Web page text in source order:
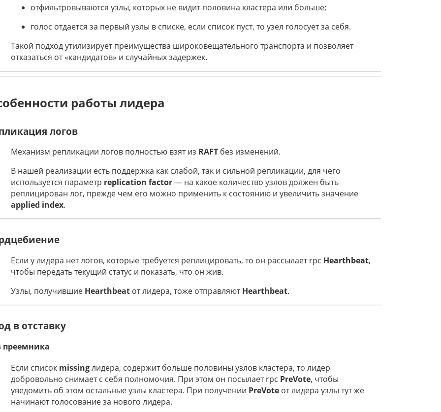
отфильтровываются узлы, которых не видит половина кластера или больше;
голос отдается за первый узлы в списке, если список пуст, то узел голосует за себя.
Такой подход утилизирует преимущества широковещательного транспорта и позволяет
отказаться от «кандидатов» и случайных задержек.
работы лидера
логов
Механизм репликации логов полностью взят из RAFT без изменений.
В нашей реализации есть поддержка как слабой, так и сильной репликации, для чего
используется параметр replication factor— на какое количество узлов должен быть
реплицирован лог, прежде чем его можно применить к состоянию и увеличить значение
applied index.
Если у лидера нет логов, которые требуется реплицировать, то он рассылает rpc Hearthbeat,
чтобы передать текущий статус и показать, что он жив.
Узлы, получившие Hearthbeat от лидера, тоже отправляютHearthbeat.
в отставку
преемника
Если список missingлидера, содержит больше половины узлов кластера, то лидер
добровольно снимает с себя полномочия. При этом он посылает rpc PreVote, чтобы
уведомить об этом остальные узлы кластера. При получении PreVote от лидера узлы тут же
начинают голосование за нового лидера.